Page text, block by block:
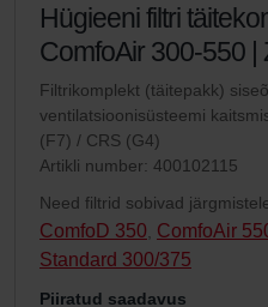
Hügieeni filtri
ComfoAir 300-550 |
Filtrikomplekt (täitepakk)
ventilatsioonisüsteemi
(F7) / CRS (G4)
Artikli number: 400102115
Need filtrid sobivad
ComfoD 350, ComfoAir
Standard 300/375
Piiratud saadavus